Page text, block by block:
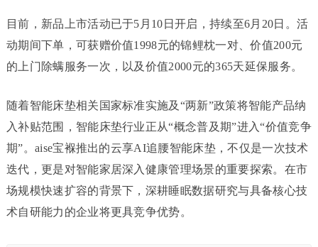
目前，新品上市活动已于5月10日开启，持续至6月20日。活
动期间下单，可获赠价值1998元的锦鲤枕一对、价值200元
的上门除螨服务一次，以及价值2000元的365天延保服务。
随着智能床垫相关国家标准实施及“两新”政策将智能产品纳
入补贴范围，智能床垫行业正从“概念普及期”进入“价值竞争
期”。aise宝褓推出的云享AI追腰智能床垫，不仅是一次技术
迭代，更是对智能家居深入健康管理场景的重要探索。在市
场规模快速扩容的背景下，深耕睡眠数据研究与具备核心技
术自研能力的企业将更具竞争优势。